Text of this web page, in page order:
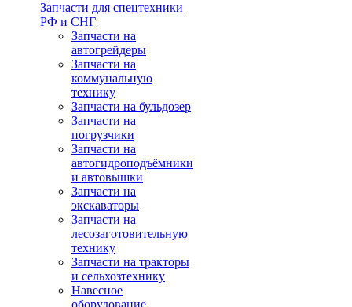
Запчасти для спецтехники
РФ и СНГ
Запчасти на
автогрейдеры
Запчасти на
коммунальную
технику
Запчасти на бульдозер
Запчасти на
погрузчики
Запчасти на
автогидроподъёмники
и автовышки
Запчасти на
экскаваторы
Запчасти на
лесозаготовительную
технику
Запчасти на тракторы
и сельхозтехнику
Навесное
оборудование